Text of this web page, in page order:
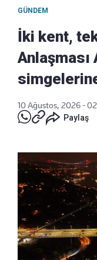
GÜNDEM
İki kent,
Anlaşması
10 Ağustos, 2026 -
Paylaş